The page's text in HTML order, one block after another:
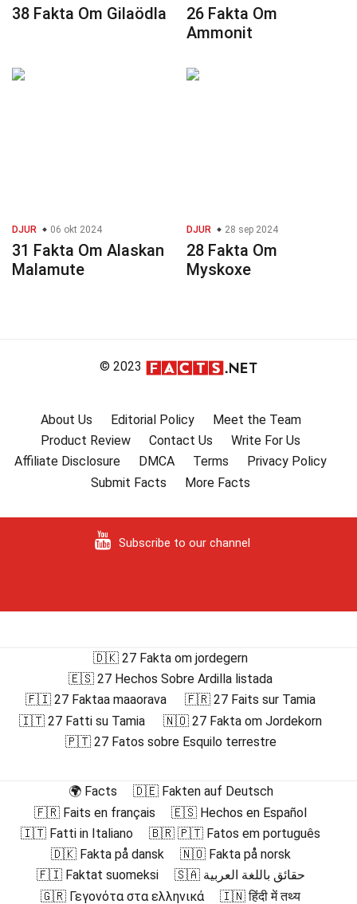
38 Fakta Om Gilaödla
26 Fakta Om
Ammonit
DJUR 06 okt 2024
31 Fakta Om Alaskan
Malamute
DJUR 28 sep 2024
28 Fakta Om
Myskoxe
© 2023
About Us Editorial Policy
Meet the Team
Product Review
Contact Us
Write For Us
Affiliate Disclosure
DMCA Terms
Privacy Policy
Submit Facts
More Facts
Subscribe to our channel
🇩🇰 27 Fakta om jordegern
🇪🇸 27 Hechos Sobre Ardilla listada
🇫🇮 27 Faktaa maaorava
🇫🇷 27 Faits sur Tamia
🇮🇹 27 Fatti su Tamia
🇳🇴 27 Fakta om Jordekorn
🇵🇹 27 Fatos sobre Esquilo terrestre
🌍 Facts
🇩🇪 Fakten auf Deutsch
🇫🇷 Faits en français
🇪🇸 Hechos en Español
🇮🇹 Fatti in Italiano
🇧🇷 🇵🇹 Fatos em português
🇩🇰 Fakta på dansk
🇳🇴 Fakta på norsk
🇫🇮 Faktat suomeksi
🇸🇦 حقائق باللغة العربية
🇬🇷 Γεγονότα στα ελληνικά
🇮🇳 हिंदी में तथ्य